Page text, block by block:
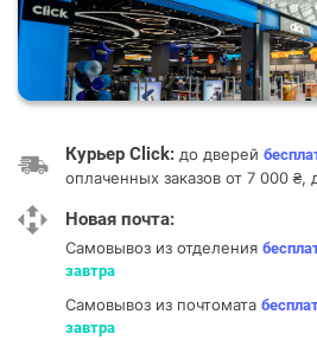
Курьер Click: до дверей
оплаченных заказов от 7 000 ₴,
Новая почта:
Самовывоз из отделения
завтра
Самовывоз из почтомата
завтра